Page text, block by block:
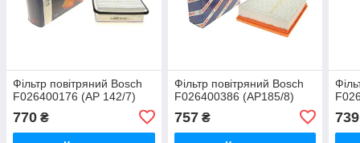
Фільтр повітряний Bosch
F026400176 (AP 142/7)
770 ₴
Фільтр повітряний Bosch
F026400386 (AP185/8)
757₴ 739